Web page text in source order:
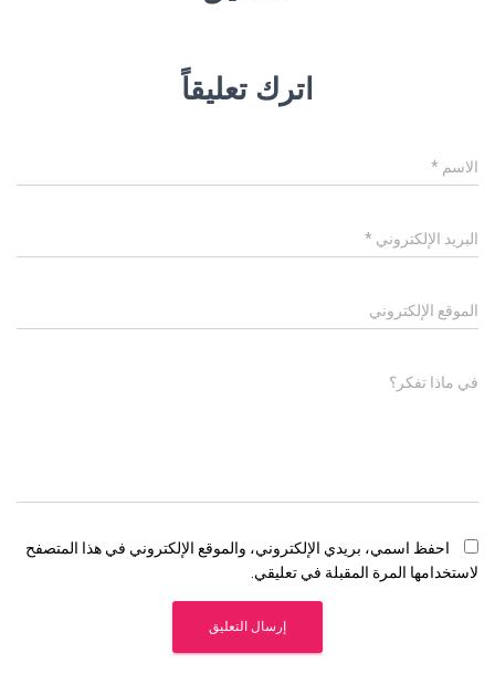
اترك تعليقاً
الاسم *
البريد الإلكتروني *
الموقع الإلكتروني
في ماذا تفكر؟
احفظ اسمي، بريدي الإلكتروني، والموقع الإلكتروني في هذا المتصفح
لاستخدامها المرة المقبلة في تعليقي.